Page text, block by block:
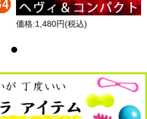
価格:1,480円(税込)